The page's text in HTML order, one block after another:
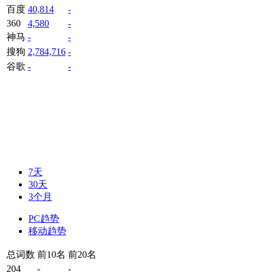
百度 40,814
-
360
4,580
-
神马 -
-
搜狗 2,784,716 -
谷歌 - -
7天
30天
3个月
PC趋势
移动趋势
总词数 前10名 前20名
204
- -